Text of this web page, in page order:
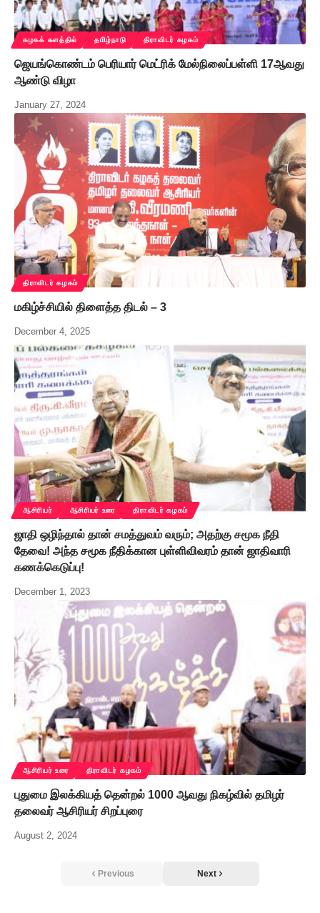
கழகக் களத்தில் தமிழ்நாடு திராவிடர் கழகம்
ஜெயங்கொண்டம் பெரியார் மெட்ரிக் மேல்நிலைப்பள்ளி 17ஆவது
ஆண்டு விழா
January 27, 2024
திராவிடர் கழகம்
மகிழ்ச்சியில் திளைத்த திடல் – 3
December 4, 2025
ஆசிரியர் ஆசிரியர் உரை திராவிடர் கழகம்
ஜாதி ஒழிந்தால் தான் சமத்துவம் வரும்; அதற்கு சமூக நீதி
தேவை! அந்த சமூக நீதிக்கான புள்ளிவிவரம் தான் ஜாதிவாரி
கணக்கெடுப்பு!
December 1, 2023
ஆசிரியர் உரை திராவிடர் கழகம்
புதுமை இலக்கியத் தென்றல் 1000 ஆவது நிகழ்வில் தமிழர்
தலைவர் ஆசிரியர் சிறப்புரை
August 2, 2024
Previous Next